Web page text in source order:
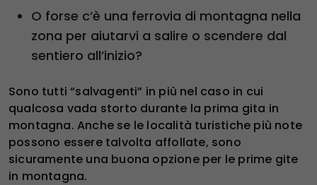
O forse c’è una ferrovia di montagna nella
zona per aiutarvi a salire o scendere dal
sentiero all’inizio?
Sono tutti “salvagenti” in più nel caso in cui
qualcosa vada storto durante la prima gita in
montagna. Anche se le località turistiche più note
possono essere talvolta affollate, sono
sicuramente una buona opzione per le prime gite
in montagna.